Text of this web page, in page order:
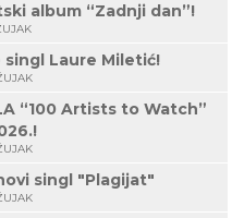
album “Zadnji dan”!
singl Laure Miletić!
“100 Artists to Watch”
singl "Plagijat"